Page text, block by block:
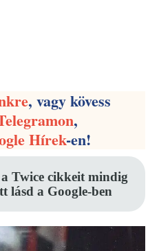
, vagy kövess
,
Hírek-en!
Twice cikkeit mindig
lásd a Google-ben